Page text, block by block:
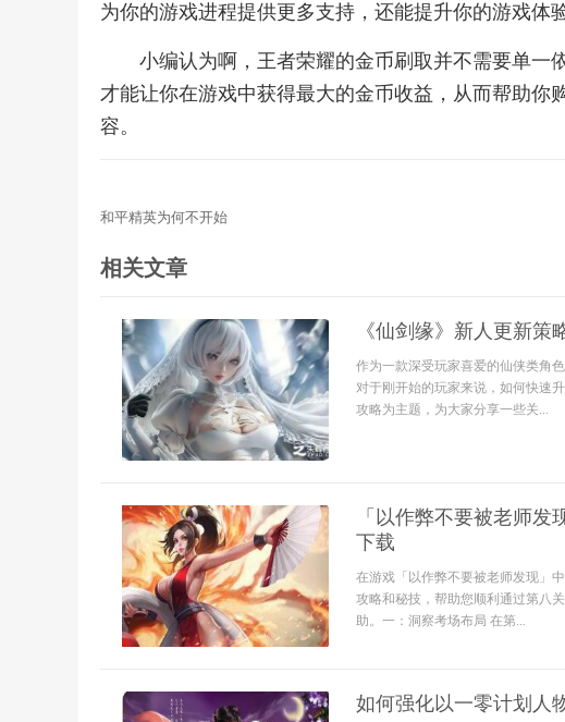
为你的游戏进程提供更多支持，还能提升你的游戏体验
小编认为啊，王者荣耀的金币刷取并不需要单一
才能让你在游戏中获得最大的金币收益，从而帮助你
容。
和平精英为何不开始
相关文章
《仙剑缘》新人更新
作为一款深受玩家喜爱的仙侠类角
对于刚开始的玩家来说，如何快速
攻略为主题，为大家分享一些关...
「以作弊不要被老师
下载
在游戏「以作弊不要被老师发现」
攻略和秘技，帮助您顺利通过第八
助。一：洞察考场布局 在第...
如何强化以一零计划人